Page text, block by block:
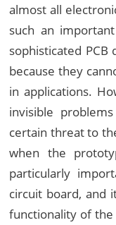
almost all
such an
sophisticated PCB
because they
in applications.
invisible
certain threat to
when the
particularly
circuit board, and
functionality of the